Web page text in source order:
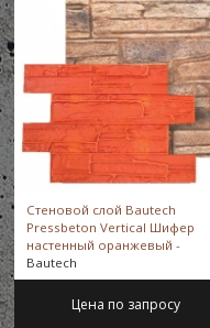
Стеновой слой Bautech
Pressbeton Vertical Шифер
настенный оранжевый -
Bautech
Цена по запросу